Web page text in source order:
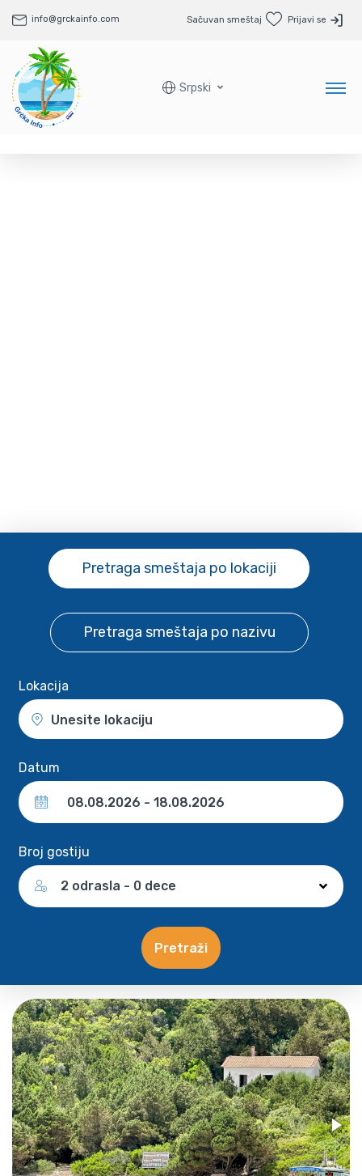
info@grckainfo.com Sačuvan smeštaj Prijavi se
Srpski
Pretraga smeštaja po lokaciji
Pretraga smeštaja po nazivu
Lokacija
Unesite lokaciju
Datum
Broj gostiju
2 odrasla - 0 dece
Pretraži